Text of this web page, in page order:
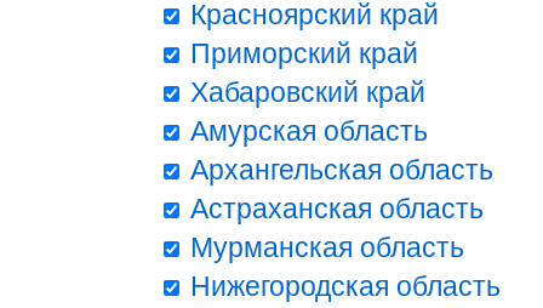
Красноярский край
Приморский край
Хабаровский край
Амурская область
Архангельская область
Астраханская область
Мурманская область
Нижегородская область